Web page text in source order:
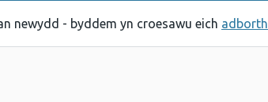
newydd - byddem yn croesawu eich adborth